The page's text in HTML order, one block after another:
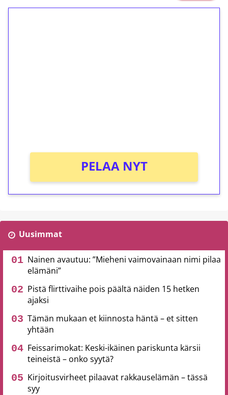
PELAA NYT
Uusimmat
Nainen avautuu: ”Mieheni vaimovainaan nimi pilaa
elämäni”
Pistä flirttivaihe pois päältä näiden 15 hetken
ajaksi
Tämän mukaan et kiinnosta häntä – et sitten
yhtään
Feissarimokat: Keski-ikäinen pariskunta kärsii
teineistä – onko syytä?
Kirjoitusvirheet pilaavat rakkauselämän – tässä
syy